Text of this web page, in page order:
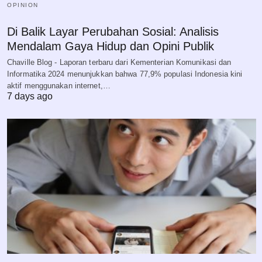
OPINION
Di Balik Layar Perubahan Sosial: Analisis
Mendalam Gaya Hidup dan Opini Publik
Chaville Blog - Laporan terbaru dari Kementerian Komunikasi dan
Informatika 2024 menunjukkan bahwa 77,9% populasi Indonesia kini
aktif menggunakan internet,…
7 days ago